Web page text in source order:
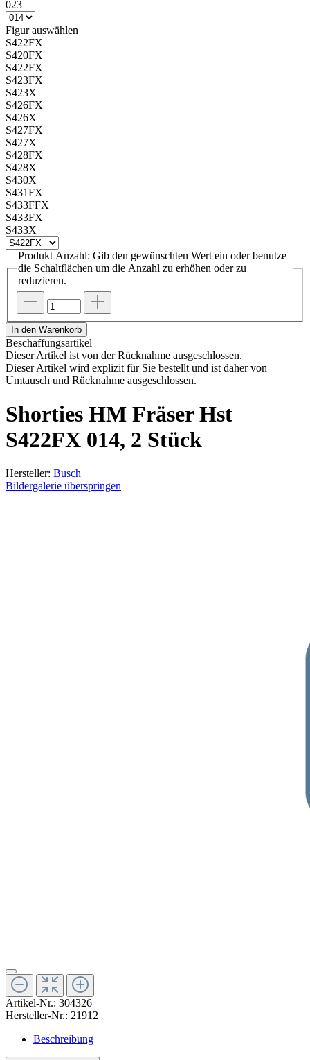
023
Figurauswählen
S422FX
S420FX
S422FX
S423FX
S423X
S426FX
S426X
S427FX
S427X
S428FX
S428X
S430X
S431FX
S433FFX
S433FX
S433X
Produkt Anzahl: Gib den gewünschten Wert ein oder benutze
die Schaltflächen um die Anzahl zu erhöhen oder zu
reduzieren.
In den Warenkorb
Beschaffungsartikel
Dieser Artikel ist von der Rücknahme ausgeschlossen.
Dieser Artikel wird explizit für Sie bestellt und ist daher von
Umtausch und Rücknahme ausgeschlossen.
Shorties HM Fräser Hst
S422FX 014, 2 Stück
Hersteller: Busch
Bildergalerie überspringen
Artikel-Nr.: 304326
Hersteller-Nr.: 21912
Beschreibung